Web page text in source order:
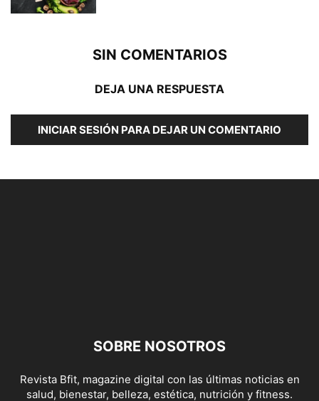
SIN COMENTARIOS
DEJA UNA RESPUESTA
INICIAR SESIÓN PARA DEJAR UN COMENTARIO
SOBRE NOSOTROS
Revista Bfit, magazine digital con las últimas noticias en
salud, bienestar, belleza, estética, nutrición y fitness.